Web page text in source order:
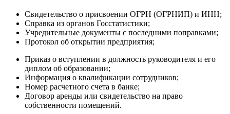
Свидетельство о присвоении ОГРН (ОГРНИП) и ИНН;
Справка из органов Госстатистики;
Учредительные документы с последними поправками;
Протокол об открытии предприятия;
Приказ о вступлении в должность руководителя и его
диплом об образовании;
Информация о квалификации сотрудников;
Номер расчетного счета в банке;
Договор аренды или свидетельство на право
собственности помещений.